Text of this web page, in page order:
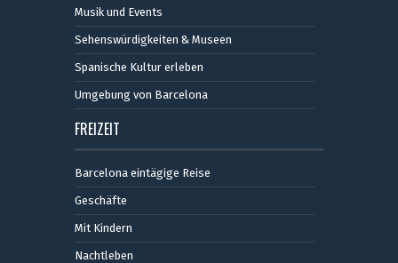
Musik und Events
Sehenswürdigkeiten & Museen
Spanische Kultur erleben
Umgebung von Barcelona
FREIZEIT
Barcelona eintägige Reise
Geschäfte
Mit Kindern
Nachtleben